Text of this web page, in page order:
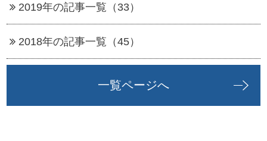
2019年の記事一覧（33）
2018年の記事一覧（45）
一覧ページへ